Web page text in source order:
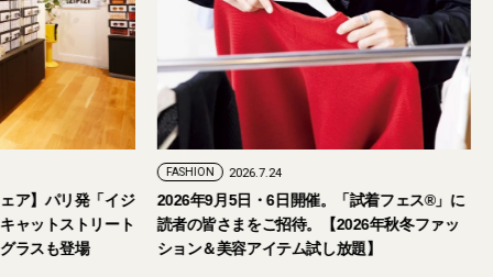
おしゃれな大人のアイウェア】パリ発「イジ
ジ」が国内初の旗艦店をキャットストリート
オープン。日本限定サングラスも登場
2026年9月5日・6日開
読者の皆さまをご招待
ション＆美容アイテム